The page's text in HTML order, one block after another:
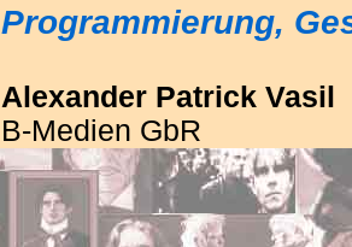
Programmierung,
Alexander Patrick Vasil
B-Medien GbR
Kestnerstrasse 7
35578 Wetzlar